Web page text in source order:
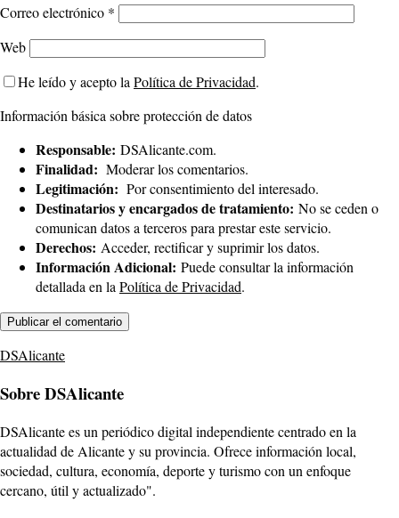
Correo electrónico *
Web
He leído y acepto la Política de Privacidad.
Información básica sobre protección de datos
Responsable: DSAlicante.com.
Finalidad: Moderar los comentarios.
Legitimación: Por consentimiento del interesado.
Destinatarios y encargados de tratamiento: No se ceden o
comunican datos a terceros para prestar este servicio.
Derechos: Acceder, rectificar y suprimir los datos.
Información Adicional: Puede consultar la información
detallada en la Política de Privacidad.
DSAlicante
Sobre DSAlicante
DSAlicante es un periódico digital independiente centrado en la
actualidad de Alicante y su provincia. Ofrece información local,
sociedad, cultura, economía, deporte y turismo con un enfoque
cercano, útil y actualizado".